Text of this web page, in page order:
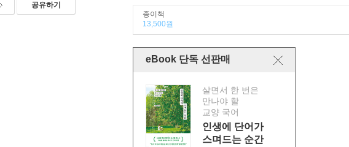
공유하기
종이책
13,500원
eBook 단독 선판매
살면서 한 번은
만나야 할
교양 국어
인생에 단어가
스며드는 순간